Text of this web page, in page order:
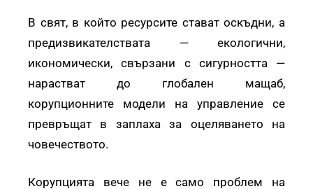
В свят, в който ресурсите стават оскъдни, а
предизвикателствата — екологични,
икономически, свързани с сигурността —
нарастват до глобален мащаб,
корупционните модели на управление се
превръщат в заплаха за оцеляването на
човечеството.
Корупцията вече не е само проблем на